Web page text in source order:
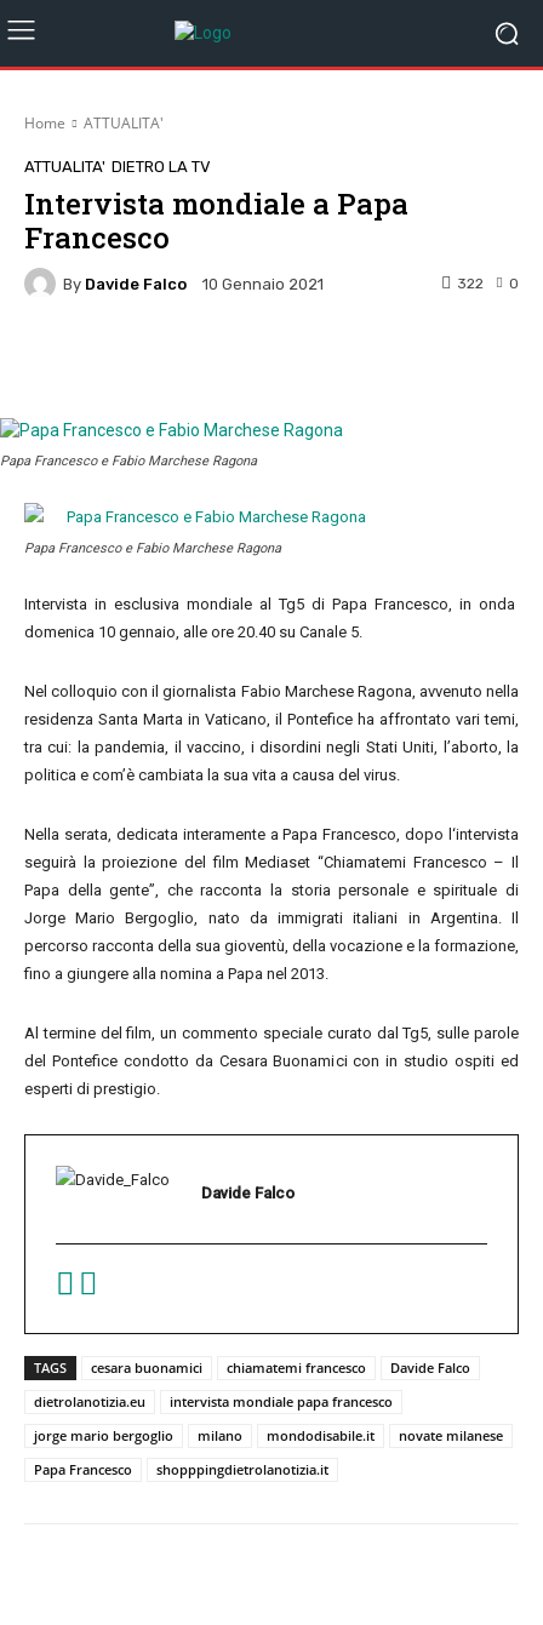
Home ATTUALITA'
ATTUALITA' DIETRO LA TV
Intervista mondiale a Papa
Francesco
By Davide Falco 10 Gennaio 2021 0
322
Papa Francesco e Fabio Marchese Ragona
Papa Francesco e Fabio Marchese Ragona
Intervista in esclusiva mondiale al Tg5 di Papa Francesco, in onda
domenica 10 gennaio, alle ore 20.40 su Canale 5.
Nel colloquio con il giornalista Fabio Marchese Ragona, avvenuto nella
residenza Santa Marta in Vaticano, il Pontefice ha affrontato vari temi,
tra cui: la pandemia, il vaccino, i disordini negli Stati Uniti, l’aborto, la
politica e com’è cambiata la sua vita a causa del virus.
Nella serata, dedicata interamente a Papa Francesco, dopo l‘intervista
seguirà la proiezione del film Mediaset “Chiamatemi Francesco – Il
Papa della gente”, che racconta la storia personale e spirituale di
Jorge Mario Bergoglio, nato da immigrati italiani in Argentina. Il
percorso racconta della sua gioventù, della vocazione e la formazione,
fino a giungere alla nomina a Papa nel 2013.
Al termine del film, un commento speciale curato dal Tg5, sulle parole
del Pontefice condotto da Cesara Buonamici con in studio ospiti ed
esperti di prestigio.
Davide Falco
TAGS cesara buonamici chiamatemi francesco
Davide Falco
dietrolanotizia.eu
intervista mondiale papa francesco
jorge mario bergoglio
milano mondodisabile.it
novate milanese
Papa Francesco
shopppingdietrolanotizia.it